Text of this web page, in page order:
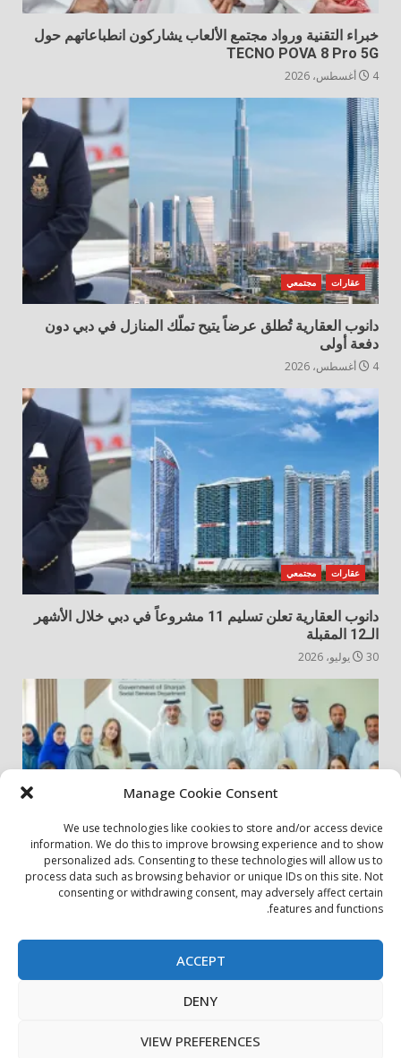
Manage Cookie Consent
We use technologies like cookies to store and/or access device
information. We do this to improve browsing experience and to show
personalized ads. Consenting to these technologies will allow us to
process data such as browsing behavior or unique IDs on this site. Not
consenting or withdrawing consent, may adversely affect certain
features and functions.
ACCEPT
DENY
VIEW PREFERENCES
خبراء التقنية ورواد مجتمع الألعاب يشاركون انطباعاتهم حول
TECNO POVA 8 Pro 5G
4 أغسطس، 2026
عقارات مجتمعي
دانوب العقارية تُطلق عرضاً يتيح تملّك المنازل في دبي دون
دفعة أولى
4 أغسطس، 2026
عقارات مجتمعي
دانوب العقارية تعلن تسليم 11 مشروعاً في دبي خلال الأشهر
الـ12 المقبلة
30 يوليو، 2026
أخبار المجتمع مجتمعي
الشارقة لإدارة الأصول تنظم زيارة إلى دار رعاية المسنين
بيان الخصوصية سياسة ملفات تعريف الارتباط
اتصل بنا
حول الموقع
Copyright © All rights reserved.|DarkNews